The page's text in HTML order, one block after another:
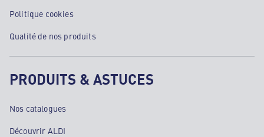
Politique cookies
Qualité de nos produits
PRODUITS & ASTUCES
Nos catalogues
Découvrir ALDI